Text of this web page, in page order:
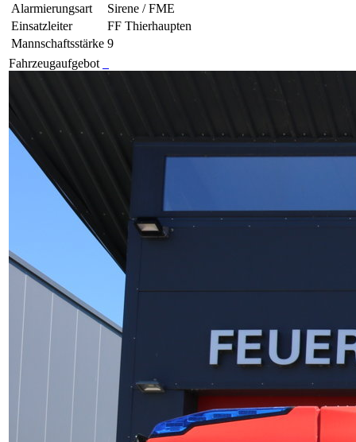
Alarmierungsart
Sirene / FME
Einsatzleiter
FF Thierhaupten
Mannschaftsstärke 9
Fahrzeugaufgebot